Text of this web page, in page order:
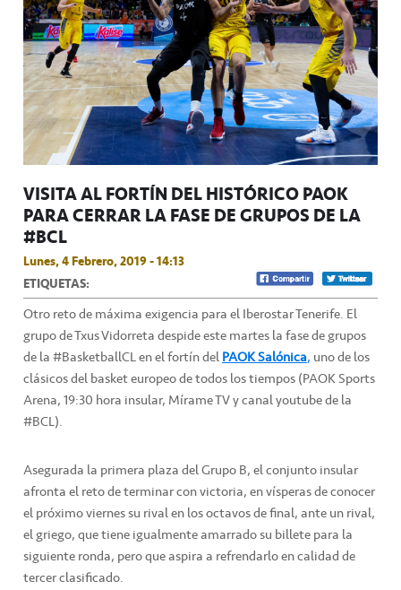
VISITA AL FORTÍN DEL HISTÓRICO PAOK
PARA CERRAR LA FASE DE GRUPOS DE LA
#BCL
Lunes, 4 Febrero, 2019 - 14:13
ETIQUETAS:
Otro reto de máxima exigencia para el Iberostar Tenerife. El
grupo de Txus Vidorreta despide este martes la fase de grupos
de la #BasketballCL en el fortín delPAOK Salónica, uno de los
clásicos del basket europeo de todos los tiempos (PAOK Sports
Arena, 19:30 hora insular, Mírame TV y canal youtube de la
#BCL).
Asegurada la primera plaza del Grupo B, el conjunto insular
afronta el reto de terminar con victoria, en vísperas de conocer
el próximo viernes su rival en los octavos de final, ante un rival,
el griego, que tiene igualmente amarrado su billete para la
siguiente ronda, pero que aspira a refrendarlo en calidad de
tercer clasificado.